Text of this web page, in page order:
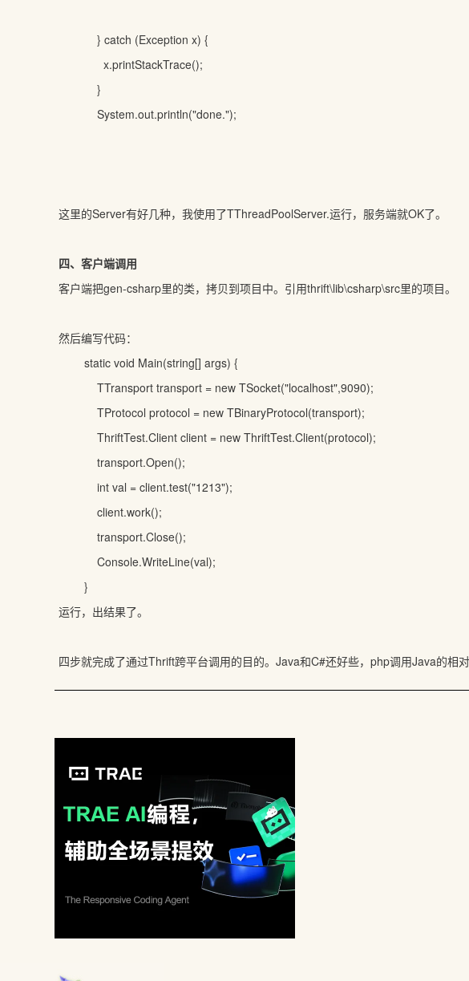
} catch (Exception x) {
x.printStackTrace();
}
System.out.println("done.");
这里的Server有好几种，我使用了TThreadPoolServer.运行，服务端就OK了。
四、客户端调用
客户端把gen-csharp里的类，拷贝到项目中。引用thrift\lib\csharp\src里的项目。
然后编写代码：
static void Main(string[] args) {
TTransport transport = new TSocket("localhost",9090);
TProtocol protocol = new TBinaryProtocol(transport);
ThriftTest.Client client = new ThriftTest.Client(protocol);
transport.Open();
int val = client.test("1213");
client.work();
transport.Close();
Console.WriteLine(val);
}
运行，出结果了。
四步就完成了通过Thrift跨平台调用的目的。Java和C#还好些，php调用Java的相